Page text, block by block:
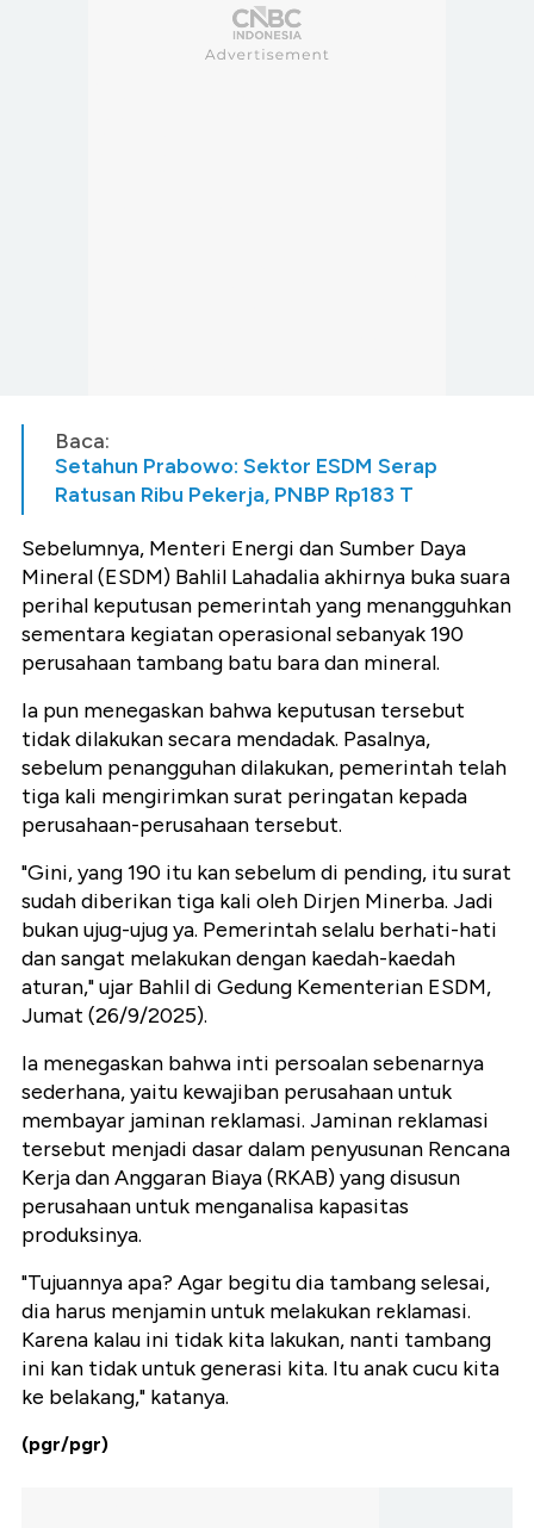
Baca:
Setahun Prabowo: Sektor ESDM Serap
Ratusan Ribu Pekerja, PNBP Rp183 T
Sebelumnya, Menteri Energi dan Sumber Daya
Mineral (ESDM) Bahlil Lahadalia akhirnya buka suara
perihal keputusan pemerintah yang menangguhkan
sementara kegiatan operasional sebanyak 190
perusahaan tambang batu bara dan mineral.
Ia pun menegaskan bahwa keputusan tersebut
tidak dilakukan secara mendadak. Pasalnya,
sebelum penangguhan dilakukan, pemerintah telah
tiga kali mengirimkan surat peringatan kepada
perusahaan-perusahaan tersebut.
"Gini, yang 190 itu kan sebelum di pending, itu surat
sudah diberikan tiga kali oleh Dirjen Minerba. Jadi
bukan ujug-ujug ya. Pemerintah selalu berhati-hati
dan sangat melakukan dengan kaedah-kaedah
aturan," ujar Bahlil di Gedung Kementerian ESDM,
Jumat (26/9/2025).
Ia menegaskan bahwa inti persoalan sebenarnya
sederhana, yaitu kewajiban perusahaan untuk
membayar jaminan reklamasi. Jaminan reklamasi
tersebut menjadi dasar dalam penyusunan Rencana
Kerja dan Anggaran Biaya (RKAB) yang disusun
perusahaan untuk menganalisa kapasitas
produksinya.
"Tujuannya apa? Agar begitu dia tambang selesai,
dia harus menjamin untuk melakukan reklamasi.
Karena kalau ini tidak kita lakukan, nanti tambang
ini kan tidak untuk generasi kita. Itu anak cucu kita
ke belakang," katanya.
(pgr/pgr)